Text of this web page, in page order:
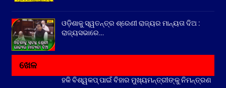
ଓଡ଼ିଶାକୁ ସ୍ୱତନ୍ତ୍ର ଶ୍ରେଣୀ ରାଜ୍ୟର ମାନ୍ୟତା ଦିଅ :
ରାଜ୍ୟସଭାରେ…
ଖେଳ
ହକି ବିଶ୍ୱକପ୍ ପାଇଁ ବିହାର ମୁଖ୍ୟମନ୍ତ୍ରୀଙ୍କୁ ନିମନ୍ତ୍ରଣ